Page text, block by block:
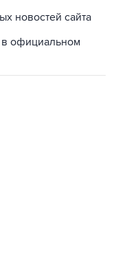
новостей сайта
в официальном